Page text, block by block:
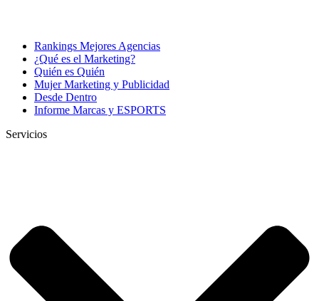
Rankings Mejores Agencias
¿Qué es el Marketing?
Quién es Quién
Mujer Marketing y Publicidad
Desde Dentro
Informe Marcas y ESPORTS
Servicios